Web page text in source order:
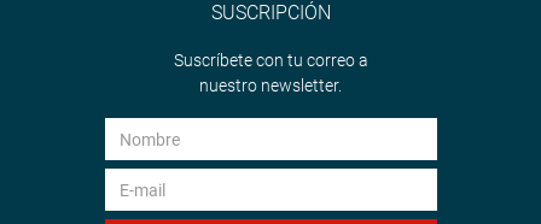
SUSCRIPCIÓN
Suscríbete con tu correo a
nuestro newsletter.